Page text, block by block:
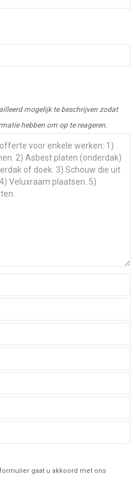
mogelijk te beschrijven zodat
hebben om op te reageren.
gaat u akkoord met ons